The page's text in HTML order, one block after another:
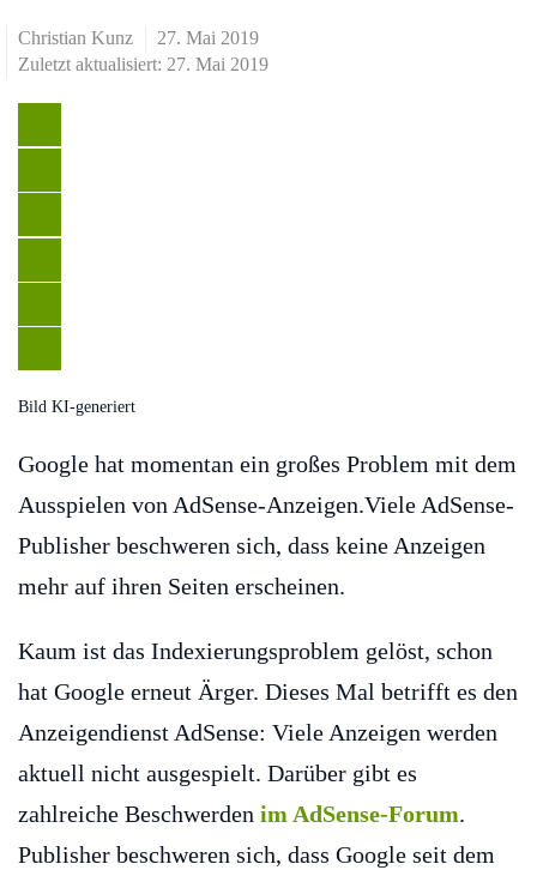
Christian Kunz
27. Mai 2019
Zuletzt aktualisiert: 27. Mai 2019
Bild KI-generiert
Google hat momentan ein großes Problem mit dem
Ausspielen von AdSense-Anzeigen.Viele AdSense-
Publisher beschweren sich, dass keine Anzeigen
mehr auf ihren Seiten erscheinen.
Kaum ist das Indexierungsproblem gelöst, schon
hat Google erneut Ärger. Dieses Mal betrifft es den
Anzeigendienst AdSense: Viele Anzeigen werden
aktuell nicht ausgespielt. Darüber gibt es
zahlreiche Beschwerden im AdSense-Forum.
Publisher beschweren sich, dass Google seit dem